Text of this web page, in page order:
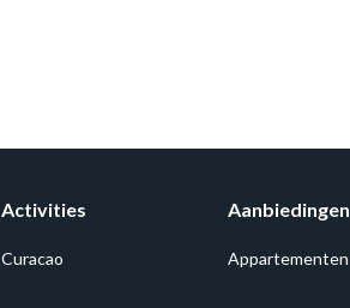
Activities
Curacao
Aanbiedingen
Appartementen